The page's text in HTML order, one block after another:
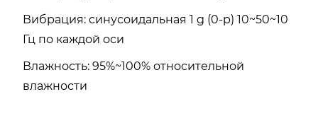
Вибрация: синусоидальная 1 g (0-p) 10~50~10
Гц по каждой оси
Влажность: 95%~100% относительной
влажности